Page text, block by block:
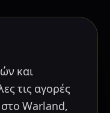
και
τις αγορές
Warland,